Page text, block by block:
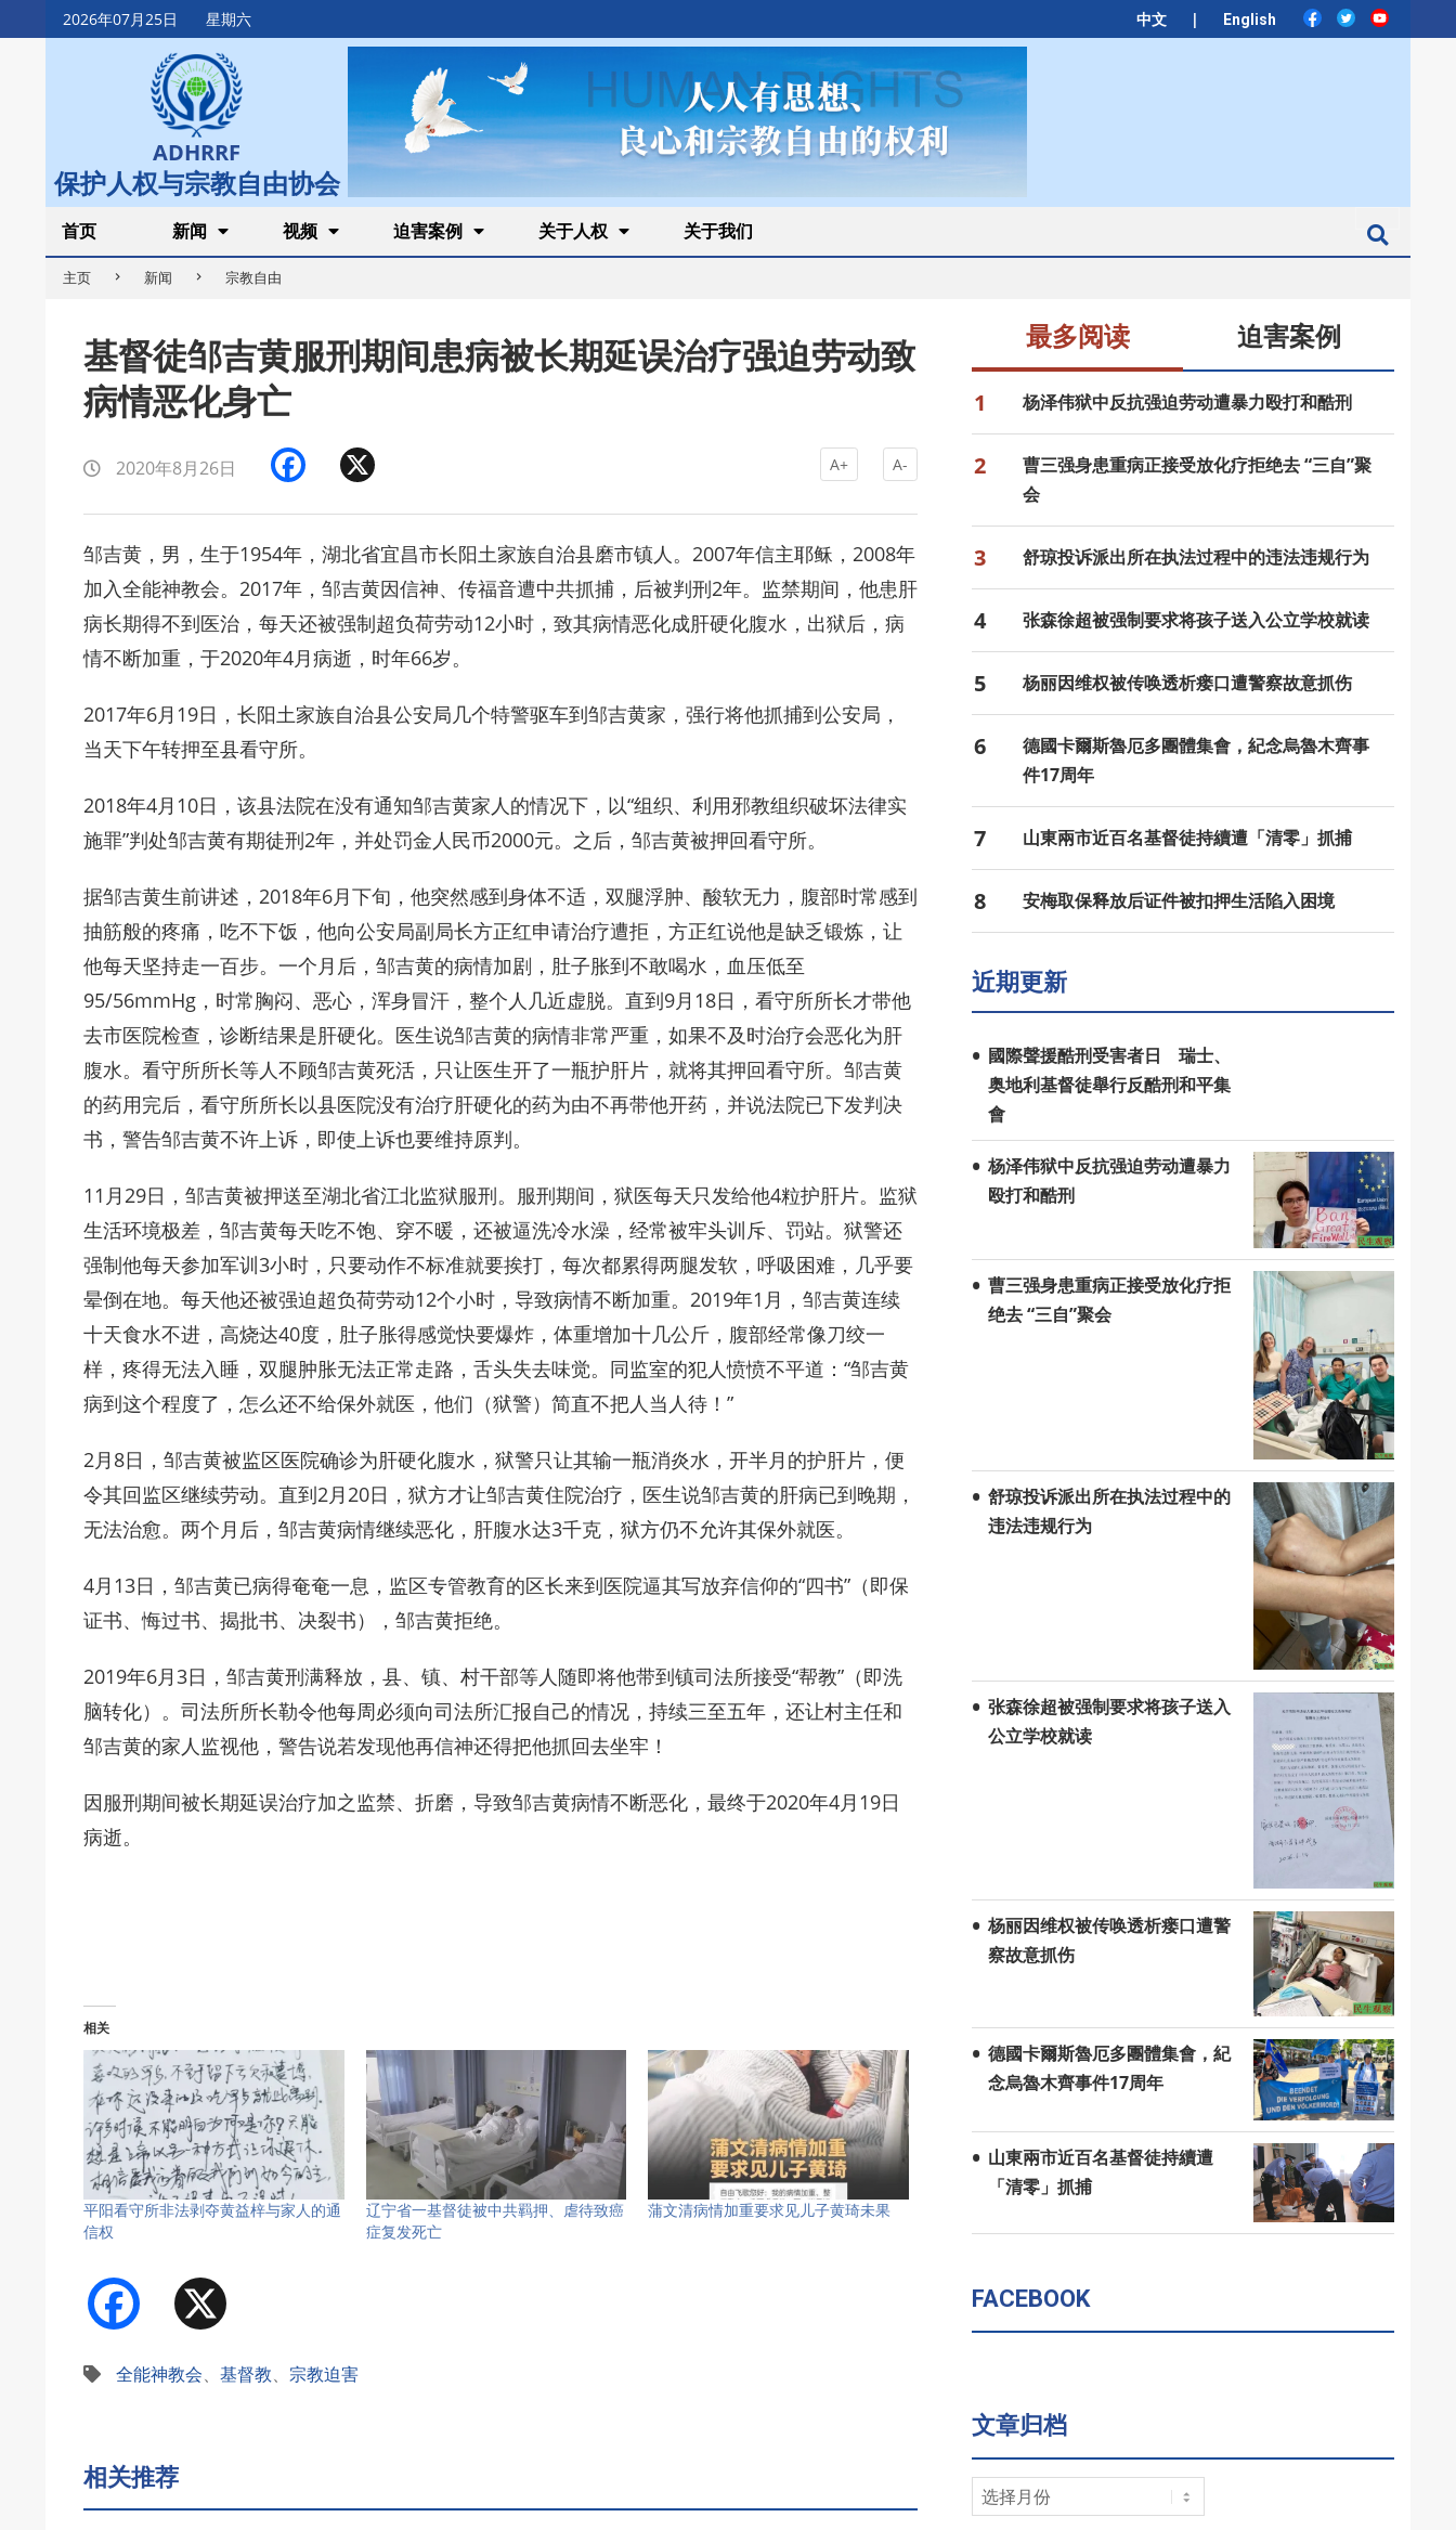
2026年07月25日 星期六 中文 | English
Skip
to
ADHRRF
保护人权与宗教自由协会
Secondary
Navigation
Menu
首页 新闻 视频 迫害案例 关于人权 关于我们
主页 新闻 宗教自由
基督徒邹吉黄服刑期间患病被长期延误治疗强迫劳动致
病情恶化身亡
2020年8月26日 Facebook A+ A-
邹吉黄，男，生于1954年，湖北省宜昌市长阳土家族自治县磨市镇人。2007年信主耶稣，2008年
加入全能神教会。2017年，邹吉黄因信神、传福音遭中共抓捕，后被判刑2年。监禁期间，他患肝
病长期得不到医治，每天还被强制超负荷劳动12小时，致其病情恶化成肝硬化腹水，出狱后，病
情不断加重，于2020年4月病逝，时年66岁。
2017年6月19日，长阳土家族自治县公安局几个特警驱车到邹吉黄家，强行将他抓捕到公安局，
当天下午转押至县看守所。
2018年4月10日，该县法院在没有通知邹吉黄家人的情况下，以“组织、利用邪教组织破坏法律实
施罪”判处邹吉黄有期徒刑2年，并处罚金人民币2000元。之后，邹吉黄被押回看守所。
据邹吉黄生前讲述，2018年6月下旬，他突然感到身体不适，双腿浮肿、酸软无力，腹部时常感到
抽筋般的疼痛，吃不下饭，他向公安局副局长方正红申请治疗遭拒，方正红说他是缺乏锻炼，让
他每天坚持走一百步。一个月后，邹吉黄的病情加剧，肚子胀到不敢喝水，血压低至
95/56mmHg，时常胸闷、恶心，浑身冒汗，整个人几近虚脱。直到9月18日，看守所所长才带他
去市医院检查，诊断结果是肝硬化。医生说邹吉黄的病情非常严重，如果不及时治疗会恶化为肝
腹水。看守所所长等人不顾邹吉黄死活，只让医生开了一瓶护肝片，就将其押回看守所。邹吉黄
的药用完后，看守所所长以县医院没有治疗肝硬化的药为由不再带他开药，并说法院已下发判决
书，警告邹吉黄不许上诉，即使上诉也要维持原判。
11月29日，邹吉黄被押送至湖北省江北监狱服刑。服刑期间，狱医每天只发给他4粒护肝片。监狱
生活环境极差，邹吉黄每天吃不饱、穿不暖，还被逼洗冷水澡，经常被牢头训斥、罚站。狱警还
强制他每天参加军训3小时，只要动作不标准就要挨打，每次都累得两腿发软，呼吸困难，几乎要
晕倒在地。每天他还被强迫超负荷劳动12个小时，导致病情不断加重。2019年1月，邹吉黄连续
十天食水不进，高烧达40度，肚子胀得感觉快要爆炸，体重增加十几公斤，腹部经常像刀绞一
样，疼得无法入睡，双腿肿胀无法正常走路，舌头失去味觉。同监室的犯人愤愤不平道：“邹吉黄
病到这个程度了，怎么还不给保外就医，他们（狱警）简直不把人当人待！”
2月8日，邹吉黄被监区医院确诊为肝硬化腹水，狱警只让其输一瓶消炎水，开半月的护肝片，便
令其回监区继续劳动。直到2月20日，狱方才让邹吉黄住院治疗，医生说邹吉黄的肝病已到晚期，
无法治愈。两个月后，邹吉黄病情继续恶化，肝腹水达3千克，狱方仍不允许其保外就医。
4月13日，邹吉黄已病得奄奄一息，监区专管教育的区长来到医院逼其写放弃信仰的“四书”（即保
证书、悔过书、揭批书、决裂书），邹吉黄拒绝。
2019年6月3日，邹吉黄刑满释放，县、镇、村干部等人随即将他带到镇司法所接受“帮教”（即洗
脑转化）。司法所所长勒令他每周必须向司法所汇报自己的情况，持续三至五年，还让村主任和
邹吉黄的家人监视他，警告说若发现他再信神还得把他抓回去坐牢！
因服刑期间被长期延误治疗加之监禁、折磨，导致邹吉黄病情不断恶化，最终于2020年4月19日
病逝。
相关
平阳看守所非法剥夺黄益梓与家人的通
信权
辽宁省一基督徒被中共羁押、虐待致癌
症复发死亡
蒲文清病情加重要求见儿子黄琦未果
Facebook
全能神教会、 基督教、 宗教迫害
相关推荐
最多阅读 迫害案例
1 杨泽伟狱中反抗强迫劳动遭暴力殴打和酷刑
2
曹三强身患重病正接受放化疗拒绝去 “三自”聚
会
3 舒琼投诉派出所在执法过程中的违法违规行为
4 张森徐超被强制要求将孩子送入公立学校就读
5 杨丽因维权被传唤透析瘘口遭警察故意抓伤
6
德國卡爾斯魯厄多團體集會，紀念烏魯木齊事
件17周年
7 山東兩市近百名基督徒持續遭「清零」抓捕
8 安梅取保释放后证件被扣押生活陷入困境
近期更新
國際聲援酷刑受害者日 瑞士、
奥地利基督徒舉行反酷刑和平集
會
杨泽伟狱中反抗强迫劳动遭暴力
殴打和酷刑
曹三强身患重病正接受放化疗拒
绝去 “三自”聚会
舒琼投诉派出所在执法过程中的
违法违规行为
张森徐超被强制要求将孩子送入
公立学校就读
杨丽因维权被传唤透析瘘口遭警
察故意抓伤
德國卡爾斯魯厄多團體集會，紀
念烏魯木齊事件17周年
山東兩市近百名基督徒持續遭
「清零」抓捕
FACEBOOK
文章归档
文
章